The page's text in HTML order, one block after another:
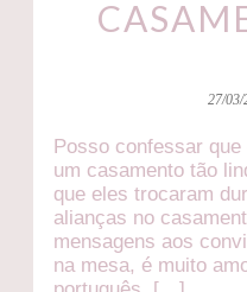
27/03/
Posso confessar
um casamento tão
que eles trocaram
alianças no
mensagens aos
na mesa, é muito